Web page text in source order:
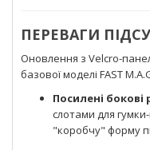
ПЕРЕВАГИ
Оновлення з Velcro-
базової моделі FAST
Посилені бокові
слотами для
"коробчу" форму